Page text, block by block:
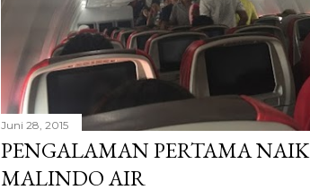
Juni 28, 2015
PENGALAMAN PERTAMA NAIK
MALINDO AIR